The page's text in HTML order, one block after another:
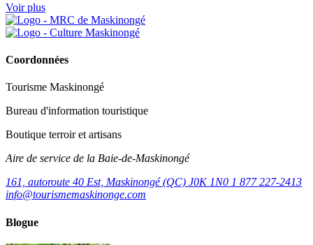
Voir plus
Coordonnées
Tourisme Maskinongé
Bureau d'information touristique
Boutique terroir et artisans
Aire de service de la Baie-de-Maskinongé
161, autoroute 40 Est, Maskinongé (QC) J0K 1N0 1 877 227-2413
info@tourismemaskinonge.com
Blogue